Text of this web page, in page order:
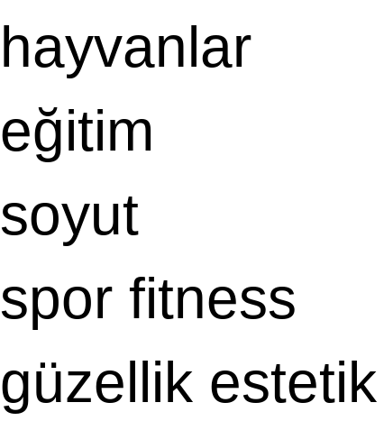
hayvanlar
eğitim
soyut
spor fitness
güzellik estetik